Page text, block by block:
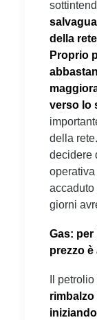
della
Proprio
verso lo
della
decidere
accaduto
giorni
Gas: per
prezzo è
Il